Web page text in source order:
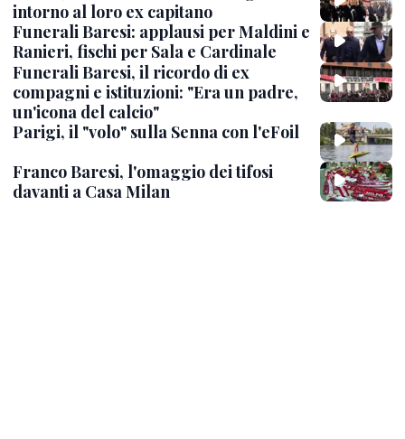
intorno al loro ex capitano
Funerali Baresi: applausi per Maldini e
Ranieri, fischi per Sala e Cardinale
Funerali Baresi, il ricordo di ex
compagni e istituzioni: "Era un padre,
un'icona del calcio"
Parigi, il "volo" sulla Senna con l'eFoil
Franco Baresi, l'omaggio dei tifosi
davanti a Casa Milan